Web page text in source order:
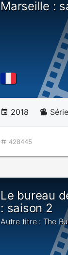
Marseille :
2018
428445
Le bureau
: saison 2
Autre titre : The